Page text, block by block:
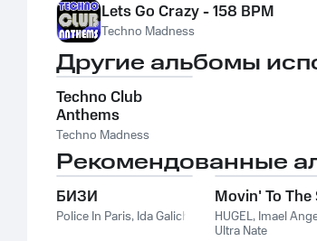
Lets Go Crazy - 158 BPM
Techno Madness
Другие альбомы
Techno Club
Anthems
Techno Madness
Рекомендованные
БИЗИ
Police In Paris, Ida Galich
Movin' To The
HUGEL, Imael
Ultra Nate